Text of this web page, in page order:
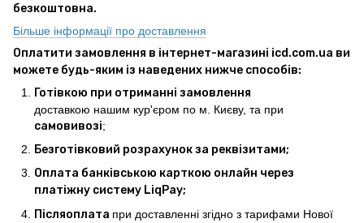
безкоштовна.
Більше інформації про доставлення
Оплатити замовлення в інтернет-магазині icd.com.ua ви
можете будь-яким із наведених нижче способів:
Готівкою при отриманні замовлення
доставкою нашим кур'єром по м. Києву, та при
самовивозі;
Безготівковий розрахунок за реквізитами;
Оплата банківською карткою онлайн через
платіжну систему LiqPay;
Післяоплата при доставленні згідно з тарифами Нової